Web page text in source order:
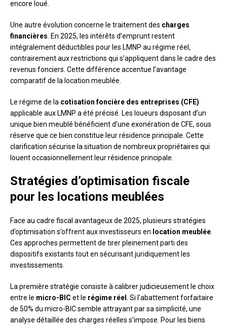
encore loué.
Une autre évolution concerne le traitement des charges
financières . En 2025, les intérêts d’emprunt restent
intégralement déductibles pour les LMNP au régime réel,
contrairement aux restrictions qui s’appliquent dans le cadre des
revenus fonciers. Cette différence accentue l’avantage
comparatif de la location meublée.
Le régime de la cotisation foncière des entreprises (CFE)
applicable aux LMNP a été précisé. Les loueurs disposant d’un
unique bien meublé bénéficient d’une exonération de CFE, sous
réserve que ce bien constitue leur résidence principale. Cette
clarification sécurise la situation de nombreux propriétaires qui
louent occasionnellement leur résidence principale.
Stratégies d’optimisation fiscale
pour les locations meublées
Face au cadre fiscal avantageux de 2025, plusieurs stratégies
d’optimisation s’offrent aux investisseurs en location meublée
Ces approches permettent de tirer pleinement parti des
dispositifs existants tout en sécurisant juridiquement les
investissements.
La première stratégie consiste à calibrer judicieusement le choix
entre le micro-BIC et le régime réel
. Si l’abattement forfaitaire
de 50% du micro-BIC semble attrayant par sa simplicité, une
analyse détaillée des charges réelles s’impose. Pour les biens